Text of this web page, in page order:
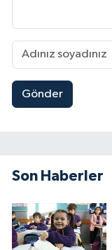
Gönder
Son Haberler